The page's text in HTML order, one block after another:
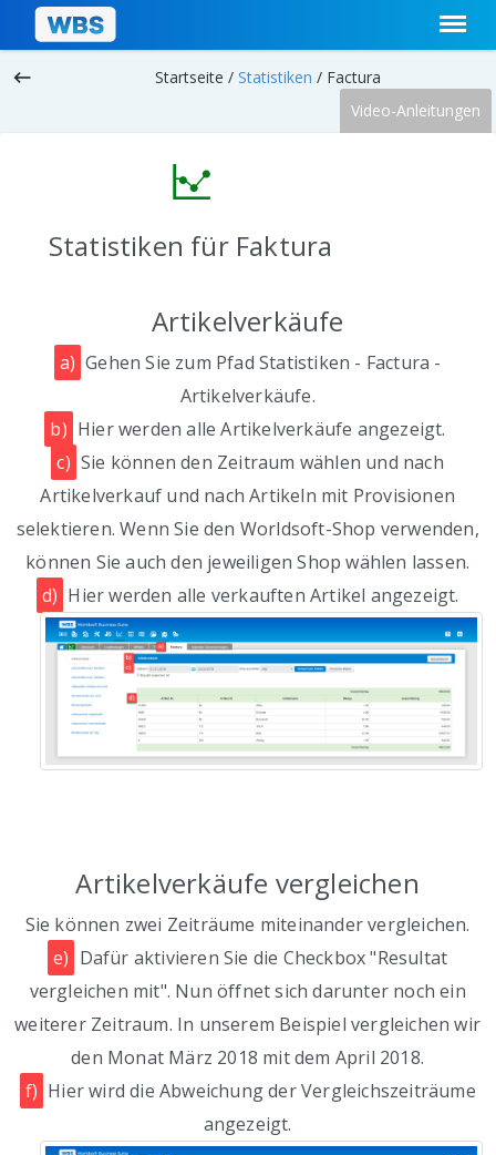
keyboard_backspace Startseite / Statistiken / Factura
Video-Anleitungen
Statistiken für Faktura
Artikelverkäufe
a) Gehen Sie zum Pfad Statistiken - Factura -
Artikelverkäufe.
b) Hier werden alle Artikelverkäufe angezeigt.
c) Sie können den Zeitraum wählen und nach
Artikelverkauf und nach Artikeln mit Provisionen
selektieren. Wenn Sie den Worldsoft-Shop verwenden,
können Sie auch den jeweiligen Shop wählen lassen.
d) Hier werden alle verkauften Artikel angezeigt.
Artikelverkäufe vergleichen
Sie können zwei Zeiträume miteinander vergleichen.
e) Dafür aktivieren Sie die Checkbox "Resultat
vergleichen mit". Nun öffnet sich darunter noch ein
weiterer Zeitraum. In unserem Beispiel vergleichen wir
den Monat März 2018 mit dem April 2018.
f) Hier wird die Abweichung der Vergleichszeiträume
angezeigt.